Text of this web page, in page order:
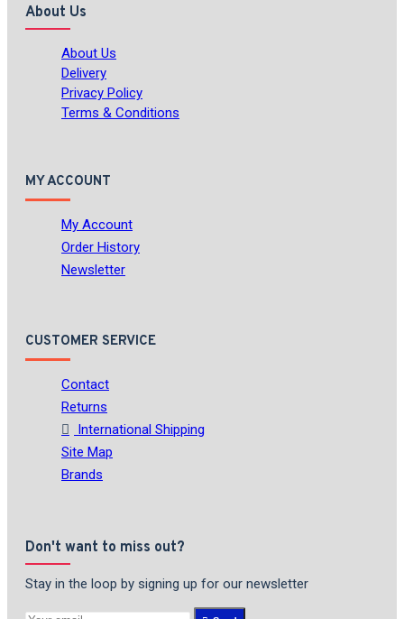
About Us
About Us
Delivery
Privacy Policy
Terms & Conditions
MY ACCOUNT
My Account
Order History
Newsletter
CUSTOMER SERVICE
Contact
Returns
International Shipping
Site Map
Brands
Don't want to miss out?
Stay in the loop by signing up for our newsletter